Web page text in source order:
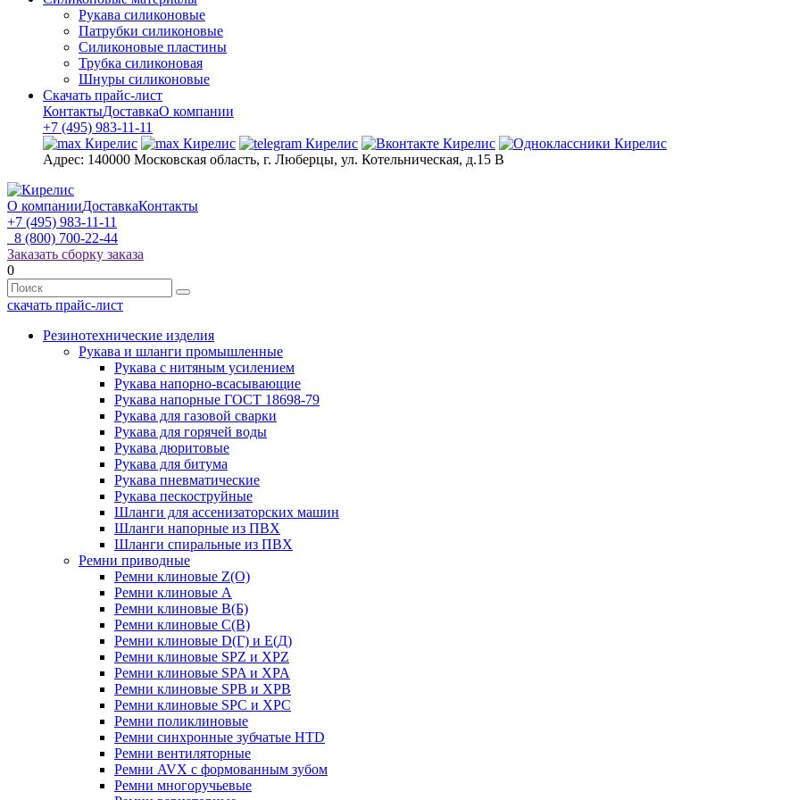
Рукава силиконовые
Патрубки силиконовые
Силиконовые пластины
Трубка силиконовая
Шнуры силиконовые
Скачать прайс-лист
КонтактыДоставкаО компании
+7 (495) 983-11-11
Адрес: 140000 Московская область, г. Люберцы, ул. Котельническая, д.15 В
О компанииДоставкаКонтакты
+7 (495) 983-11-11
8 (800) 700-22-44
Заказать сборку заказа
0
скачать прайс-лист
Резинотехнические изделия
Рукава и шланги промышленные
Рукава с нитяным усилением
Рукава напорно-всасывающие
Рукава напорные ГОСТ 18698-79
Рукава для газовой сварки
Рукава для горячей воды
Рукава дюритовые
Рукава для битума
Рукава пневматические
Рукава пескоструйные
Шланги для ассенизаторских машин
Шланги напорные из ПВХ
Шланги спиральные из ПВХ
Ремни приводные
Ремни клиновые Z(О)
Ремни клиновые А
Ремни клиновые В(Б)
Ремни клиновые С(В)
Ремни клиновые D(Г) и Е(Д)
Ремни клиновые SPZ и XPZ
Ремни клиновые SPA и XPA
Ремни клиновые SPB и XPB
Ремни клиновые SPC и XPC
Ремни поликлиновые
Ремни синхронные зубчатые HTD
Ремни вентиляторные
Ремни AVX с формованным зубом
Ремни многоручьевые